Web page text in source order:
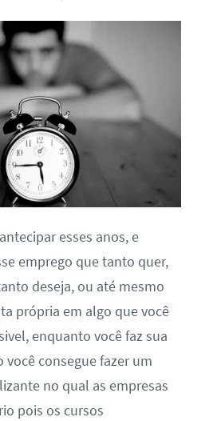
esses anos, e
emprego que tanto quer,
deseja, ou até mesmo
própria em algo que você
enquanto você faz sua
consegue fazer um
no qual as empresas
pois os cursos